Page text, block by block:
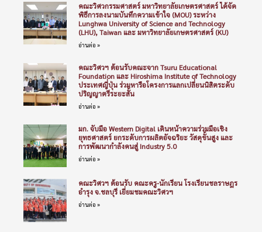
คณะวิศวกรรมศาสตร์ มหาวิทยาลัยเกษตรศาสตร์ ได้จัด
พิธีการลงนามบันทึกความเข้าใจ (MOU) ระหว่าง
Lunghwa University of Science and Technology
(LHU), Taiwan และ มหาวิทยาลัยเกษตรศาสตร์ (KU)
อ่านต่อ »
คณะวิศวฯ ต้อนรับคณะจาก Tsuru Educational
Foundation และ Hiroshima Institute of Technology
ประเทศญี่ปุ่น ร่วมหารือโครงการแลกเปลี่ยนนิสิตระดับ
ปริญญาตรีระยะสั้น
อ่านต่อ »
มก. จับมือ Western Digital เดินหน้าความร่วมมือเชิง
ยุทธศาสตร์ ยกระดับการผลิตอัจฉริยะ วัสดุขั้นสูง และ
การพัฒนากำลังคนสู่ Industry 5.0
อ่านต่อ »
คณะวิศวฯ ต้อนรับ คณะครู-นักเรียน โรงเรียนชลราษฎร
อำรุง จ.ชลบุรี เยี่ยมชมคณะวิศวฯ
อ่านต่อ »